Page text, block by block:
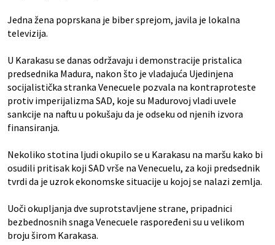
Jedna žena poprskana je biber sprejom, javila je lokalna
televizija.
U Karakasu se danas održavaju i demonstracije pristalica
predsednika Madura, nakon što je vladajuća Ujedinjena
socijalistička stranka Venecuele pozvala na kontraproteste
protiv imperijalizma SAD, koje su Madurovoj vladi uvele
sankcije na naftu u pokušaju da je odseku od njenih izvora
finansiranja.
Nekoliko stotina ljudi okupilo se u Karakasu na maršu kako bi
osudili pritisak koji SAD vrše na Venecuelu, za koji predsednik
tvrdi da je uzrok ekonomske situacije u kojoj se nalazi zemlja.
Uoči okupljanja dve suprotstavljene strane, pripadnici
bezbednosnih snaga Venecuele raspoređeni su u velikom
broju širom Karakasa.